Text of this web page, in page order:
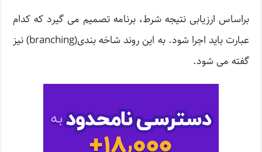
براساس ارزیابی نتیجه شرط، برنامه تصمیم می گیرد که کدام
عبارت باید اجرا شود. به این روند شاخه بندی(branching) نیز
گفته می شود.